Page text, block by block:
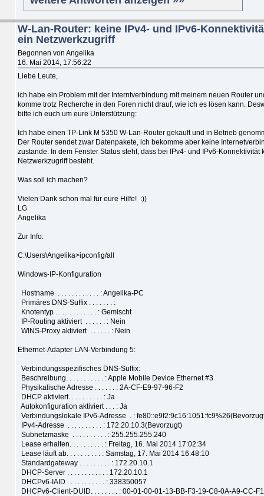
W-Lan-Router: keine IPv4- und IPv6-
ein Netzwerkzugriff
Begonnen von Angelika
16. Mai 2014, 17:56:22
Liebe Leute,
ich habe ein Problem mit der Interntverbindung mit meinem neuen Router
komme trotz Recherche in den Foren nicht drauf, wie ich es lösen kann.
bitte ich euch um eure Unterstützung:
Ich habe einen TP-Link M 5350 W-Lan-Router gekauft und in Betrieb
Der Router sendet zwar Datenpakete, ich bekomme aber keine
zustande. In dem Fenster Status steht, dass bei IPv4- und IPv6-Konnektivität
Netzwerkzugriff besteht.
Was soll ich machen?
Vielen Dank schon mal für eure Hilfe! :))
LG
Angelika
Zur Info:
C:\Users\Angelika>ipconfig/all
Windows-IP-Konfiguration
Hostname . . . . . . . . . . . . : Angelika-PC
Primäres DNS-Suffix . . . . . . . :
Knotentyp . . . . . . . . . . . . : Gemischt
IP-Routing aktiviert . . . . . . : Nein
WINS-Proxy aktiviert . . . . . . : Nein
Ethernet-Adapter LAN-Verbindung 5:
Verbindungsspezifisches DNS-Suffix:
Beschreibung. . . . . . . . . . . : Apple Mobile Device Ethernet #3
Physikalische Adresse . . . . . . : 2A-CF-E9-97-96-F2
DHCP aktiviert. . . . . . . . . . : Ja
Autokonfiguration aktiviert . . . : Ja
Verbindungslokale IPv6-Adresse . :
IPv4-Adresse . . . . . . . . . . : 172.20.10.3(Bevorzugt)
Subnetzmaske . . . . . . . . . . : 255.255.255.240
Lease erhalten. . . . . . . . . . : Freitag, 16. Mai 2014 17:02:34
Lease läuft ab. . . . . . . . . . : Samstag, 17. Mai 2014 16:48:10
Standardgateway . . . . . . . . . : 172.20.10.1
DHCP-Server . . . . . . . . . . . : 172.20.10.1
DHCPv6-IAID . . . . . . . . . . . : 338350057
DHCPv6-Client-DUID. . . . . . . . : 00-01-00-01-13-BB-F3-19-C8-0A-A9-CC-